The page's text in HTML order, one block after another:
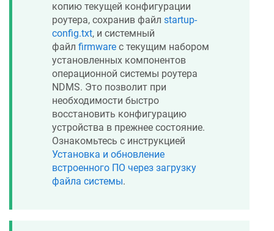
копию текущей конфигурации
роутера, сохранив файл startup-
config.txt, и системный
файл firmware с текущим набором
установленных компонентов
операционной системы роутера
NDMS. Это позволит при
необходимости быстро
восстановить конфигурацию
устройства в прежнее состояние.
Ознакомьтесь с инструкцией
Установка и обновление
встроенного ПО через загрузку
файла системы.